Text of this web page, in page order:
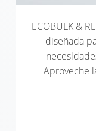
ECOBULK &
diseñada
Aproveche